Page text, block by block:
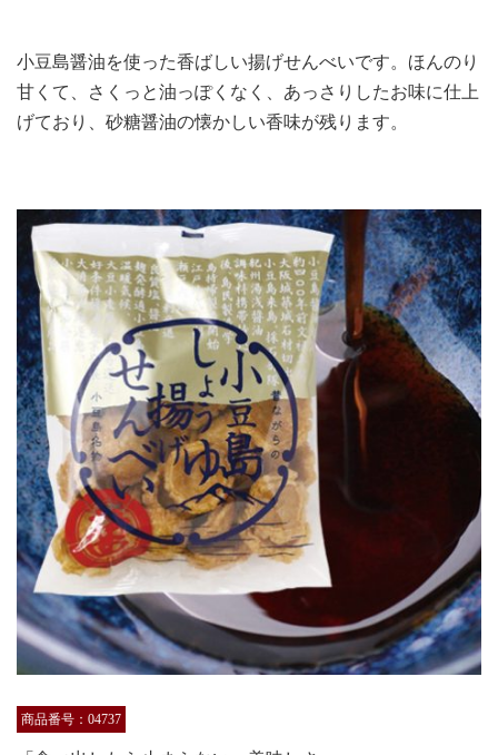
小豆島醤油を使った香ばしい揚げせんべいです。ほんのり
甘くて、さくっと油っぽくなく、あっさりしたお味に仕上
げており、砂糖醤油の懐かしい香味が残ります。
商品番号：04737